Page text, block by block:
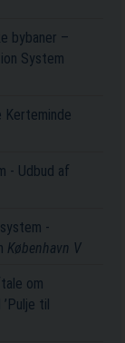
bybaner –
System
Kerteminde
- Udbud af
-
København V
om
til